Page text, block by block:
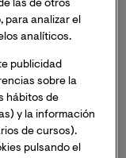
un enlace para
evento.
en textos que
las de otros
para analizar el
analíticos.
publicidad
sobre la
hábitos de
y la información
de cursos).
pulsando el